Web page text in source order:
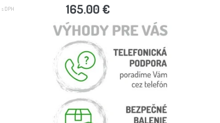
s DPH 165.00 €